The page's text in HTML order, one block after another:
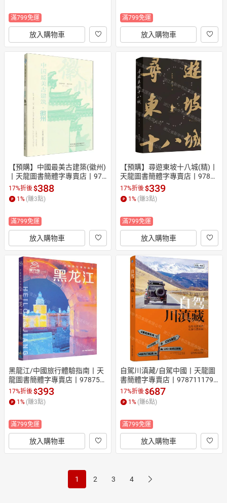
滿799免運
放入購物車
滿799免運
放入購物車
【預購】中國最美古建築(徽州)
丨天龍圖書簡體字專賣店丨978
7113320133 (tl2607)
17%折後$388
1% (賺3點)
滿799免運
放入購物車
【預購】尋遊東坡十八城(精)丨
天龍圖書簡體字專賣店丨97873
08267281 (tl2610)
17%折後$339
1% (賺3點)
滿799免運
放入購物車
黑龍江/中國旅行體驗指南丨天
龍圖書簡體字專賣店丨978752
0454872 (tl2608)
17%折後$393
1 % (賺3點)
滿799免運
放入購物車
自駕川滇藏/自駕中國丨天龍圖
書簡體字專賣店丨9787111790
136 (tl2605)
17%折後$687
1 % (賺6點)
滿799免運
放入購物車
1 2 3 4